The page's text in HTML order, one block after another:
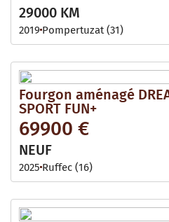
29000 KM
2019 Pompertuzat (31)
Fourgon aménagé
SPORT FUN+
69900 €
NEUF
2025 Ruffec (16)